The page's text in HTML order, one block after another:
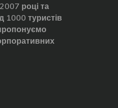
році та
1000 туристів